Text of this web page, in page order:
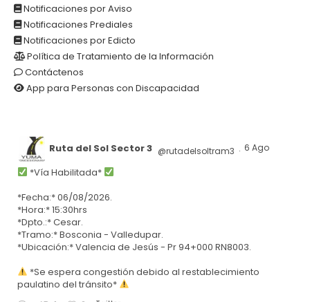
Notificaciones por Aviso
Notificaciones Prediales
Notificaciones por Edicto
Política de Tratamiento de la Información
Contáctenos
App para Personas con Discapacidad
Ruta del Sol Sector 3 @rutadelsoltram3 · 6 Ago
*Vía Habilitada*
*Fecha:* 06/08/2026.
*Hora:* 15:30hrs
*Dpto.:* Cesar.
*Tramo:* Bosconia - Valledupar.
*Ubicación:* Valencia de Jesús - Pr 94+000 RN8003.
*Se espera congestión debido al restablecimiento
paulatino del tránsito*